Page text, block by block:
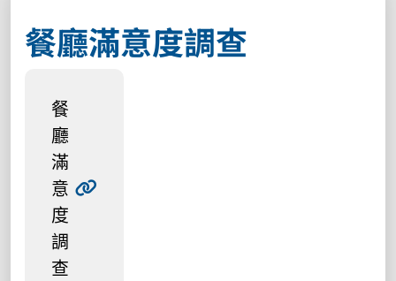
餐廳滿意度調查
餐
廳
滿
意
度
調
查